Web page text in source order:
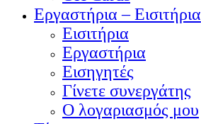
Εργαστήρια – Εισιτήρια
Εισιτήρια
Εργαστήρια
Εισηγητές
Γίνετε συνεργάτης
Ο λογαριασμός μου